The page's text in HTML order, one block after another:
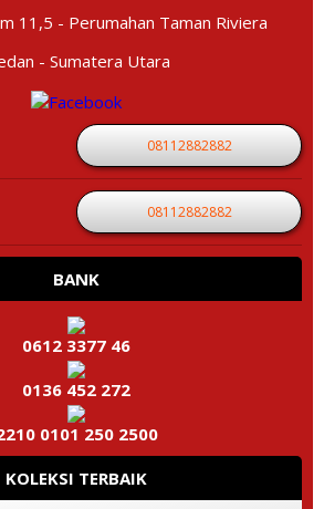
11,5 - Perumahan Taman Riviera
- Sumatera Utara
08112882882
08112882882
BANK
0612 3377 46
0136 452 272
0101 250 2500
KOLEKSI TERBAIK